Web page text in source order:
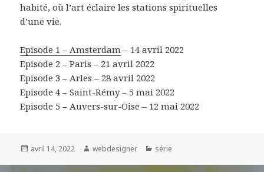
habité, où l’art éclaire les stations spirituelles
d’une vie.
Episode 1 – Amsterdam – 14 avril 2022
Episode 2 – Paris – 21 avril 2022
Episode 3 – Arles – 28 avril 2022
Episode 4 – Saint-Rémy – 5 mai 2022
Episode 5 – Auvers-sur-Oise – 12 mai 2022
Publié
avril 14, 2022 Auteur
webdesigner Catégories
série